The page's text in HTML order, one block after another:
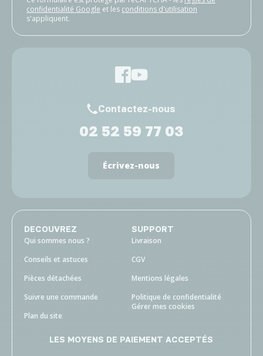
confidentialité Google et les conditions d'utilisation
s'appliquent.
Contactez-nous
02 52 59 77 03
Écrivez-nous
DECOUVREZ
Qui sommes nous ?
Conseils et astuces
Pièces détachées
Suivre une commande
Plan du site
SUPPORT
Livraison
CGV
Mentions légales
Politique de confidentialité
Gérer mes cookies
LES MOYENS DE PAIEMENT ACCEPTÉS